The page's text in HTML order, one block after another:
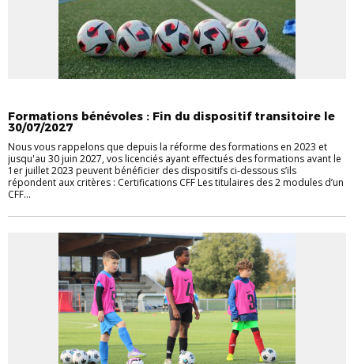
Formations bénévoles : Fin du dispositif transitoire le
30/07/2027
Nous vous rappelons que depuis la réforme des formations en 2023 et
jusqu'au 30 juin 2027, vos licenciés ayant effectués des formations avant le
1er juillet 2023 peuvent bénéficier des dispositifs ci-dessous s’ils
répondent aux critères : Certifications CFF Les titulaires des 2 modules d’un
CFF...